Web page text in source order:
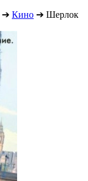
➔ Кино ➔ Шерлок